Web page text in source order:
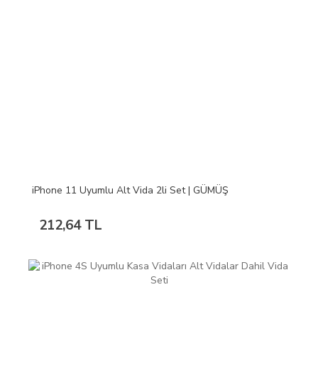
iPhone 11 Uyumlu Alt Vida 2li Set | GÜMÜŞ
212,64 TL